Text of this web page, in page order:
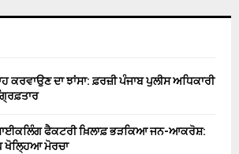
ਕਰਵਾਉਣ ਦਾ ਝਾਂਸਾ: ਫ਼ਰਜ਼ੀ ਪੰਜਾਬ ਪੁਲੀਸ ਅਧਿਕਾਰੀ
ਫੈਕਟਰੀ ਖ਼ਿਲਾਫ਼ ਭੜਕਿਆ ਜਨ-ਆਕਰੋਸ਼:
ਖੋਲ੍ਹਿਆ ਮੋਰਚਾ